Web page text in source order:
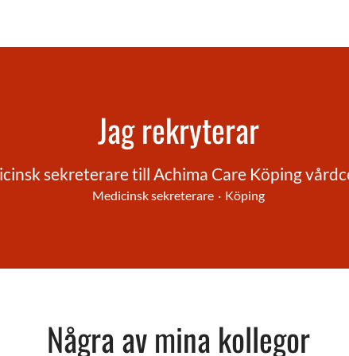
Jag rekryterar
sekreterare till Achima Care Köping
Medicinsk sekreterare · Köping
Några av mina kollegor